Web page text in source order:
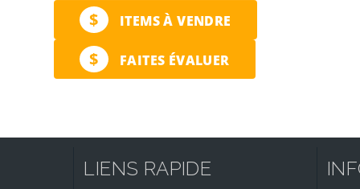
$ ITEMS À VENDRE
$ FAITES ÉVALUER
LIENS RAPIDE